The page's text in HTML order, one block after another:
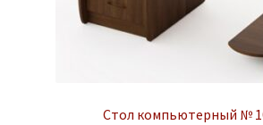
Стол компьютерный №